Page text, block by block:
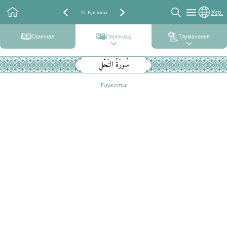
16. Бджоли Укр.
Оригінал Переклад Тлумачення
سُورَةُ النَحْلِ
Бджоли